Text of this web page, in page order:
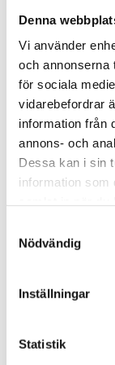
Denna
Vi använder
och annonserna
för sociala
vidarebefordrar
information från
annons- och
Dessa kan i sin
information som
Nödvändig
Inställningar
Statistik
TypeError:
function at
https://
(<anonymous>)
(https://
(https://
(https://
(https://
https://
(https://
(https://